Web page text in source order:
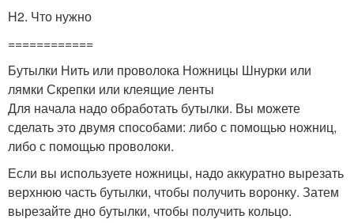
H2. Что нужно
============
Бутылки Нить или проволока Ножницы Шнурки или
лямки Скрепки или клеящие ленты
Для начала надо обработать бутылки. Вы можете
сделать это двумя способами: либо с помощью ножниц,
либо с помощью проволоки.
Если вы используете ножницы, надо аккуратно вырезать
верхнюю часть бутылки, чтобы получить воронку. Затем
вырезайте дно бутылки, чтобы получить кольцо.